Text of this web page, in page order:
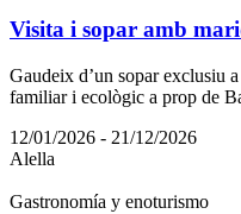
Visita i sopar amb
Gaudeix d’un sopar exclusiu
familiar i ecològic a prop de
12/01/2026 - 21/12/2026
Alella
Gastronomía y enoturismo